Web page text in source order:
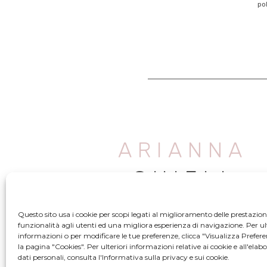
Questo sito usa i cookie per scopi legati al miglioramento delle
funzionalità agli utenti ed una migliora esperienza di navigazione. Per
informazioni o per modificare le tue preferenze, clicca "Visualizza
la pagina "Cookies". Per ulteriori informazioni relative ai cookie e
dati personali, consulta l'Informativa sulla privacy e sui cookie.
ARIANNA
CHIELI